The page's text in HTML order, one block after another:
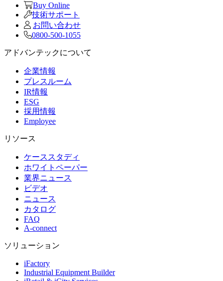
Buy Online
技術サポート
お問い合わせ
0800-500-1055
アドバンテックについて
企業情報
プレスルーム
IR情報
ESG
採用情報
Employee
リソース
ケーススタディ
ホワイトペーパー
業界ニュース
ビデオ
ニュース
カタログ
FAQ
A-connect
ソリューション
iFactory
Industrial Equipment Builder